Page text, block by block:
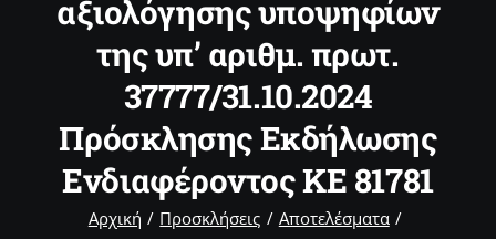
αξιολόγησης υποψηφίων
της υπ’ αριθμ. πρωτ.
37777/31.10.2024
Πρόσκλησης Εκδήλωσης
Ενδιαφέροντος ΚΕ 81781
Αρχική Προσκλήσεις
Αποτελέσματα